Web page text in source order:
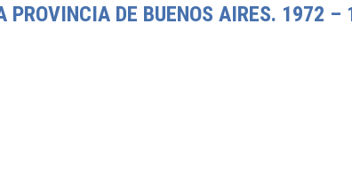
PROVINCIA DE BUENOS AIRES. 1972 –